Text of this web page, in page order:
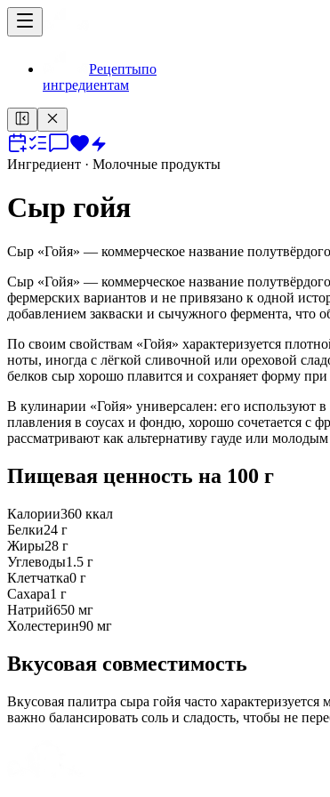
Рецептыпо
ингредиентам
Ингредиент · Молочные продукты
Сыр гойя
Сыр «Гойя» — коммерческое название
Сыр «Гойя» — коммерческое название
фермерских вариантов и не привязано к одной
добавлением закваски и сычужного фермента, что
По своим свойствам «Гойя» характеризуется
ноты, иногда с лёгкой сливочной или ореховой
белков сыр хорошо плавится и сохраняет форму при
В кулинарии «Гойя» универсален: его используют
плавления в соусах и фондю, хорошо сочетается с
рассматривают как альтернативу гауде или
Пищевая ценность на 100 г
Калории360 ккал
Белки24 г
Жиры28 г
Углеводы1.5 г
Клетчатка0 г
Сахара1 г
Натрий650 мг
Холестерин90 мг
Вкусовая совместимость
Вкусовая палитра сыра гойя часто
важно балансировать соль и сладость, чтобы не